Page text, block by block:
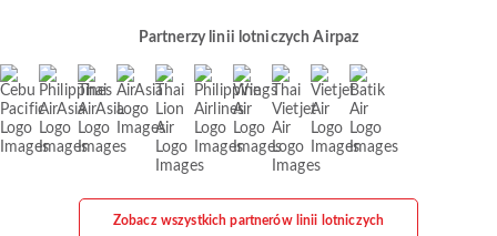
Partnerzy linii lotniczych Airpaz
Zobacz wszystkich partnerów linii lotniczych